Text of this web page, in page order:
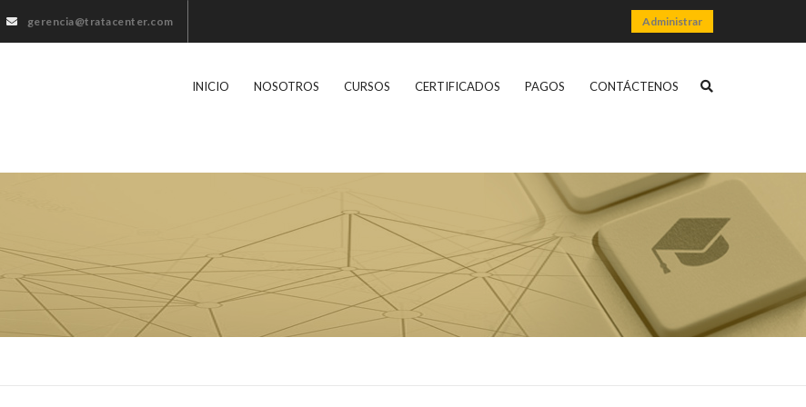
gerencia@tratacenter.com Administrar
INICIO NOSOTROS CURSOS CERTIFICADOS PAGOS CONTÁCTENOS